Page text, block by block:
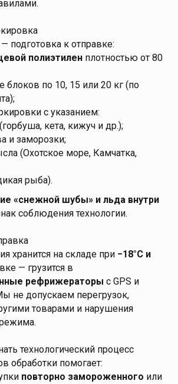
подготовка к отправке:
полиэтилен плотностью от 80
блоков по 10, 15 или 20 кг (по
с указанием:
кета, кижуч и др.);
и заморозки;
(Охотское море, Камчатка,
рыба).
«снежной шубы» и льда внутри
соблюдения технологии.
хранится на складе при −18°C и
— грузится в
рефрижераторы с GPS и
не допускаем перегрузок,
товарами и нарушения
технологический процесс
обработки помогает:
повторно замороженного или